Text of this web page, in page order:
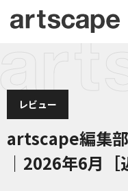
レビュー
artscape編集
｜2026年6月［